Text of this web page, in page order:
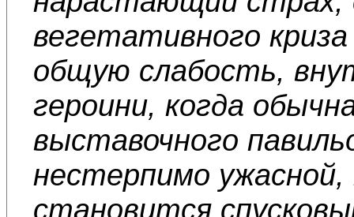
вегетативного
общую слабость,
героини, когда
выставочного
нестерпимо ужасной,
становится